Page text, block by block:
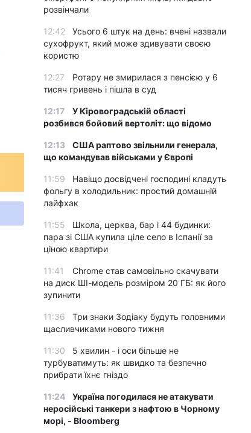
розвінчали
12:42
Усього 6 штук на день: вчені назвали
сухофрукт, який може здивувати своєю
користю
12:27
Ротару не змирилася з пенсією у 6
тисяч гривень і пішла в суд
12:17
У Кіровоградській області
розбився бойовий вертоліт: що відомо
12:13
США раптово звільнили генерала,
що командував військами у Європі
11:59
Навіщо досвідчені господині кладуть
фольгу в холодильник: простий домашній
лайфхак
11:55
Школа, церква, бар і 44 будинки:
пара зі США купила ціле село в Іспанії за
ціною квартири
11:41
Chrome став самовільно скачувати
на диск ШІ-модель розміром 20 ГБ: як його
зупинити
11:36
Три знаки Зодіаку будуть головними
щасливчиками нового тижня
11:30
5 хвилин - і оси більше не
турбуватимуть: як швидко та безпечно
прибрати їхнє гніздо
11:24
Україна погодилася не атакувати
неросійські танкери з нафтою в Чорному
морі, - Bloomberg